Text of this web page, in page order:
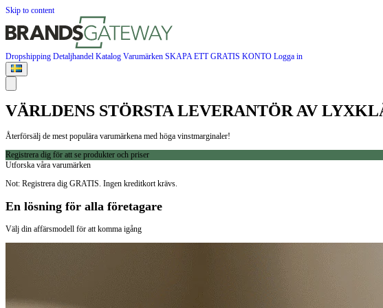
Skip to content
Dropshipping Detaljhandel Katalog Varumärken SKAPA ETT GRATIS KONTO Logga in
VÄRLDENS STÖRSTA LEVERANTÖR AV
Återförsälj de mest populära varumärkena med höga vinstmarginaler!
Registrera dig för att se produkter och priser
Utforska våra varumärken
Not: Registrera dig GRATIS. Ingen kreditkort krävs.
En lösning för alla företagare
Välj din affärsmodell för att komma igång